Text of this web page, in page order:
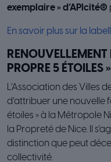
exemplaire » d’APIcité®
En savoir plus sur la
PROPRE 5 ÉTOILES »
L’Association des Villes
d’attribuer une nouvelle
étoiles » à la Métropole
la Propreté de Nice. Il
distinction que peut
collectivité.